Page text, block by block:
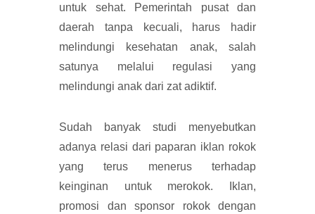
untuk sehat. Pemerintah pusat dan
daerah tanpa kecuali, harus hadir
melindungi kesehatan anak, salah
satunya melalui regulasi yang
melindungi anak dari zat adiktif.
Sudah banyak studi menyebutkan
adanya relasi dari paparan iklan rokok
yang terus menerus terhadap
keinginan untuk merokok. Iklan,
promosi dan sponsor rokok dengan